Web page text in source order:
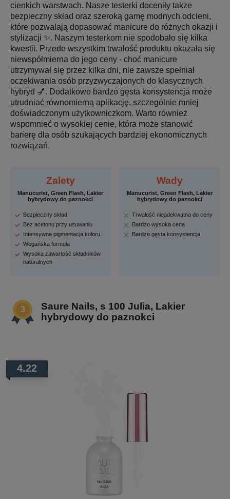
cienkich warstwach. Nasze testerki doceniły także
bezpieczny skład oraz szeroką gamę modnych odcieni,
które pozwalają dopasować manicure do różnych okazji i
stylizacji ✨. Naszym testerkom nie spodobało się kilka
kwestii. Przede wszystkim trwałość produktu okazała się
niewspółmierna do jego ceny - choć manicure
utrzymywał się przez kilka dni, nie zawsze spełniał
oczekiwania osób przyzwyczajonych do klasycznych
hybryd 💅. Dodatkowo bardzo gęsta konsystencja może
utrudniać równomierną aplikację, szczególnie mniej
doświadczonym użytkowniczkom. Warto również
wspomnieć o wysokiej cenie, która może stanowić
barierę dla osób szukających bardziej ekonomicznych
rozwiązań.
Zalety
Manucurist, Green Flash, Lakier
hybrydowy do paznokci
Bezpieczny skład
Bez acetonu przy usuwaniu
Intensywna pigmentacja koloru
Wegańska formuła
Wysoka zawartość składników
naturalnych
Wady
Manucurist, Green Flash, Lakier
hybrydowy do paznokci
Trwałość nieadekwatna do ceny
Bardzo wysoka cena
Bardzo gęsta konsystencja
Saure Nails, s 100 Julia, Lakier
hybrydowy do paznokci
4.22